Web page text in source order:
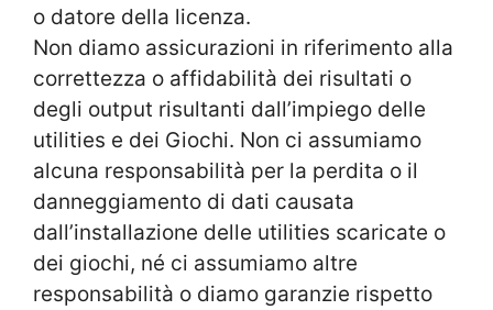
o datore della licenza.
Non diamo assicurazioni in riferimento alla
correttezza o affidabilità dei risultati o
degli output risultanti dall’impiego delle
utilities e dei Giochi. Non ci assumiamo
alcuna responsabilità per la perdita o il
danneggiamento di dati causata
dall’installazione delle utilities scaricate o
dei giochi, né ci assumiamo altre
responsabilità o diamo garanzie rispetto